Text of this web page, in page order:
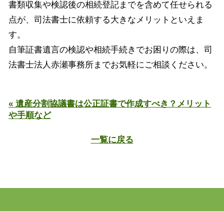
書類収集や検認後の相続登記までを含めて任せられる
点が、司法書士に依頼する大きなメリットといえま
す。
自筆証書遺言の検認や相続手続きでお困りの際は、司
法書士法人赤瀬事務所までお気軽にご相談ください。
« 遺産分割協議書は公正証書で作成すべき？メリット
や手順など
一覧に戻る